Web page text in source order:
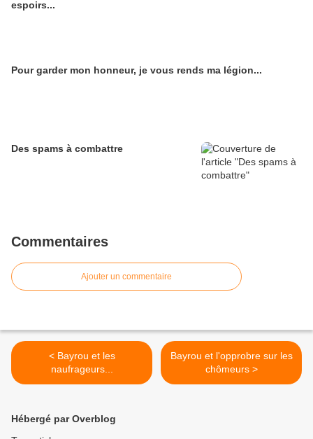
espoirs...
Pour garder mon honneur, je vous rends ma légion...
Des spams à combattre
Commentaires
Ajouter un commentaire
< Bayrou et les
naufrageurs...
Bayrou et l'opprobre sur les
chômeurs >
Hébergé par Overblog